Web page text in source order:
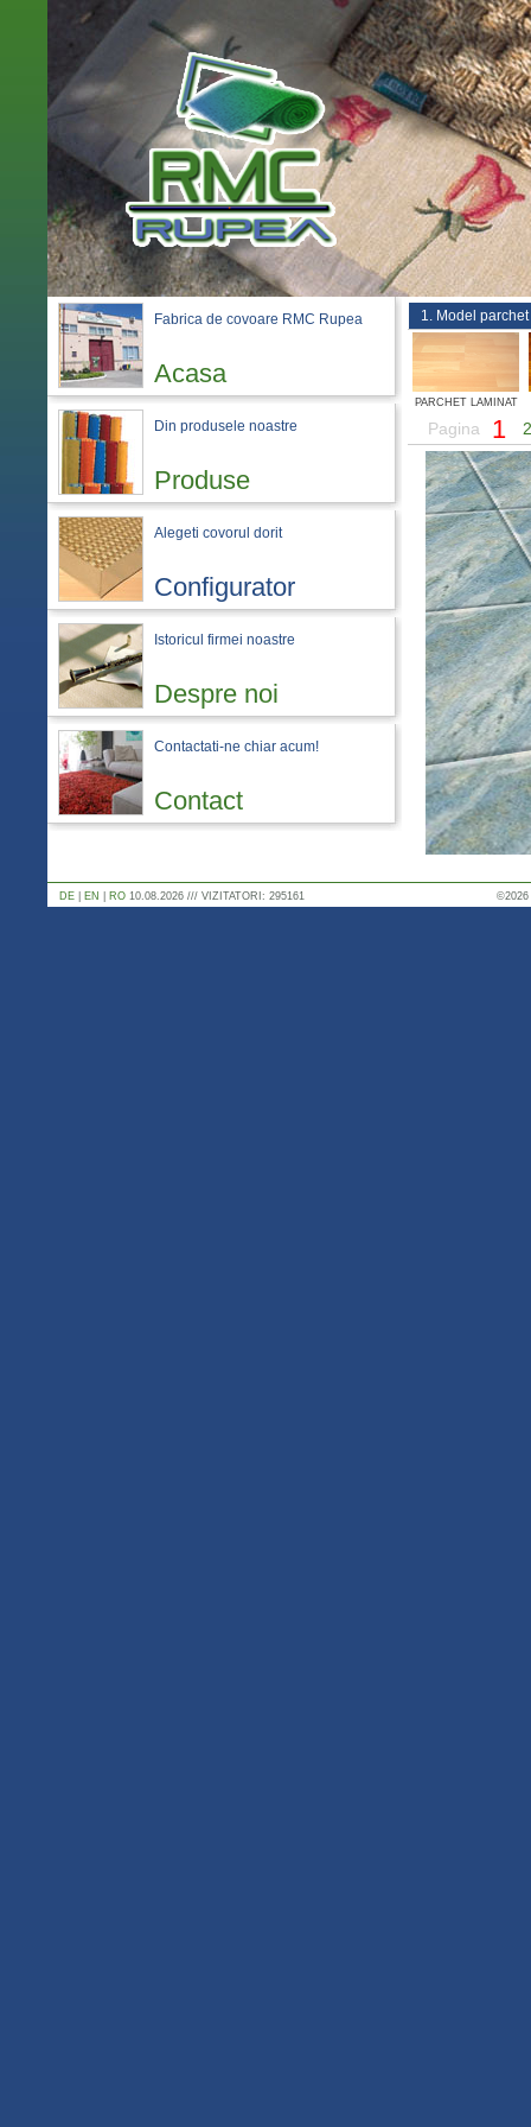
Fabrica de covoare RMC Rupea
Acasa
Din produsele noastre
Produse
Alegeti covorul dorit
Configurator
Istoricul firmei noastre
Despre noi
Contactati-ne chiar acum!
Contact
1. Model parchet
PARCHET LAMINAT
Pagina 1 2
DE EN RO 10.08.2026 /// VIZITATORI: 295161